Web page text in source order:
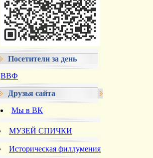
Посетители за день
ВВФ
Друзья сайта
Мы в ВК
МУЗЕЙ СПИЧКИ
Историческая филлумения